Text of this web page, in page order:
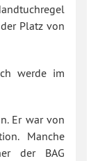
Platz von
werde im
Er war von
Manche
der BAG